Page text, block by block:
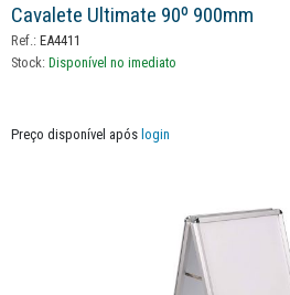
Cavalete Ultimate 90º 900mm
Ref.: EA4411
Stock: Disponível no imediato
Preço disponível após login